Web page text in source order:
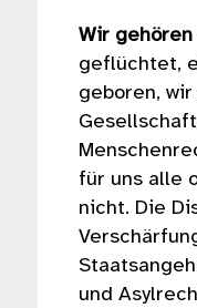
Wir
geflüchtet,
geboren,
für uns alle
nicht. Die
und